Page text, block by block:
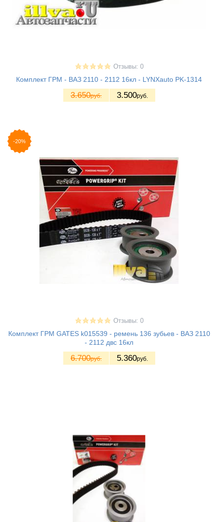
Отзывы: 0
Комплект ГРМ - ВАЗ 2110 - 2112 16кл - LYNXauto PK-1314
3.650руб. 3.500руб.
-20%
Отзывы: 0
Комплект ГРМ GATES k015539 - ремень 136 зубьев - ВАЗ 2110
- 2112 двс 16кл
6.700руб. 5.360руб.